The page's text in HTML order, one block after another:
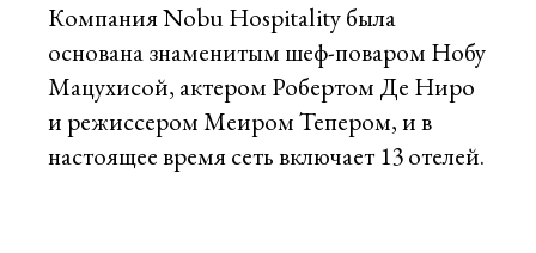
Компания Nobu Hospitality была
основана знаменитым шеф-поваром Нобу
Мацухисой, актером Робертом Де Ниро
и режиссером Меиром Тепером, и в
настоящее время сеть включает 13 отелей.